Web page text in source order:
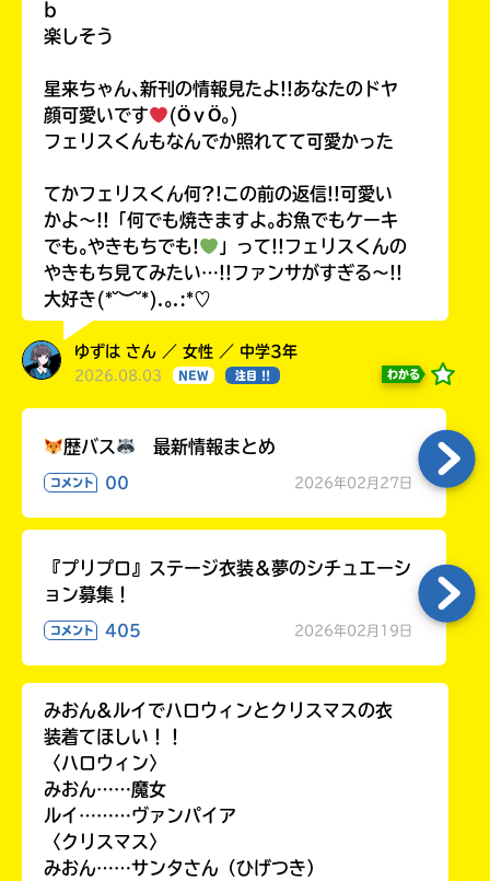
b
楽しそう
星来ちゃん､新刊の情報見たよ!!あなたのドヤ
顔可愛いです
(ӦｖӦ｡)
フェリスくんもなんでか照れてて可愛かった
てかフェリスくん何?!この前の返信!!可愛い
かよ〜!!「何でも焼きますよ｡お魚でもケーキ
でも｡やきもちでも!
」って!!フェリスくんの
やきもち見てみたい…!!ファンサがすぎる〜!!
大好き(*˘︶˘*).｡.:*♡
ゆずは さん ／ 女性 ／ 中学3年
2026.08.03 NEW 注目 !! わかる
歴バス 最新情報まとめ
コメント 00 2026年02月27日
『プリプロ』ステージ衣装＆夢のシチュエーシ
ョン募集！
コメント 405 2026年02月19日
みおん&ルイでハロウィンとクリスマスの衣
装着てほしい！！
〈ハロウィン〉
みおん……魔女
ルイ………ヴァンパイア
〈クリスマス〉
みおん……サンタさん（ひげつき）